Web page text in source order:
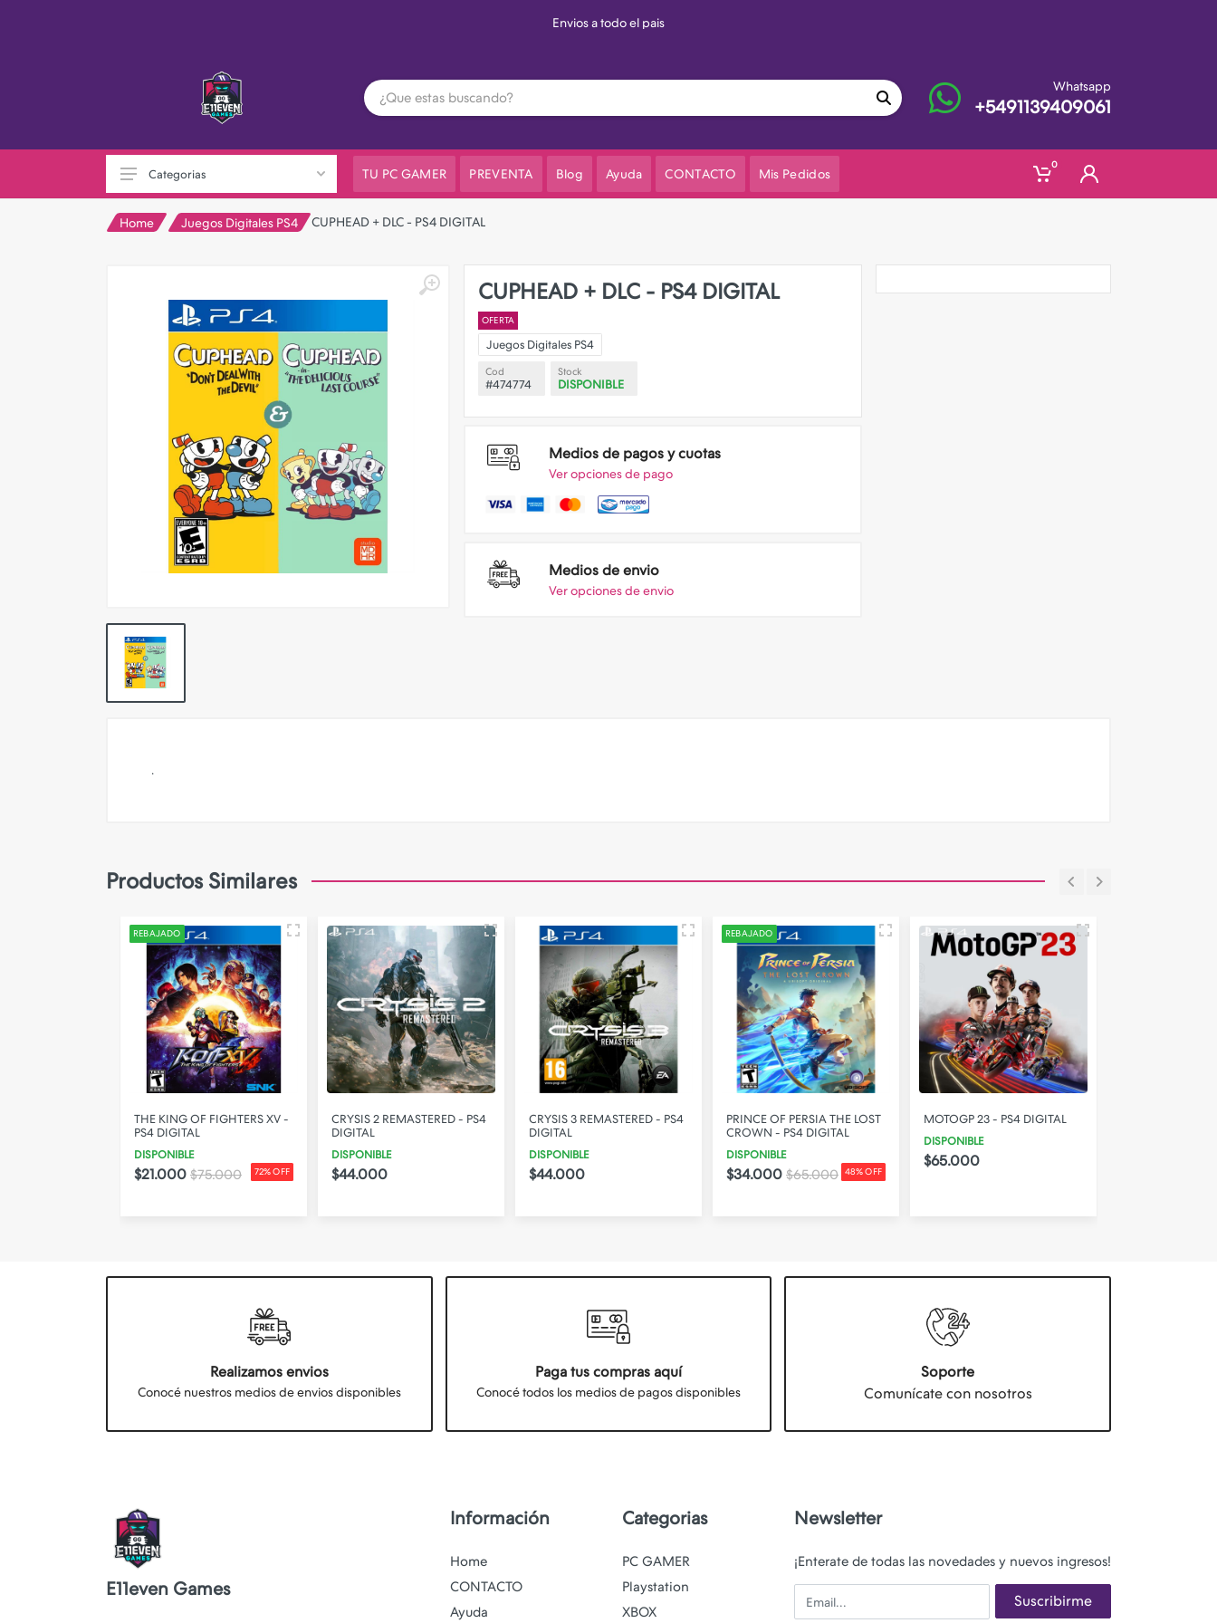
3 cuotas sin interes en el valor de lista
Whatsapp
+5491139409061
SEMINUEVOS
Componentes PC
Gafas Gamer
Notebooks
Perifericos PC
2X1 DIGITALES PS4/PS5
Iluminacion
PERSONALIZA TU FUNDA!
Categorias TU PC GAMER PREVENTA Blog Ayuda CONTACTO Mis Pedidos
0
Home Juegos Digitales PS4 CUPHEAD + DLC - PS4 DIGITAL
CUPHEAD + DLC - PS4 DIGITAL
OFERTA
Juegos Digitales PS4
Cod
#474774
Stock
DISPONIBLE
Medios de pagos y cuotas
Ver opciones de pago
Medios de envio
Ver opciones de envio
.
Productos Similares
REBAJADO
THE KING OF FIGHTERS XV -
PS4 DIGITAL
DISPONIBLE
72% OFF
$21.000 $75.000
CRYSIS 2 REMASTERED - PS4
DIGITAL
DISPONIBLE
$44.000
CRYSIS 3 REMASTERED - PS4
DIGITAL
DISPONIBLE
$44.000
REBAJADO
PRINCE OF PERSIA THE LOST
CROWN - PS4 DIGITAL
DISPONIBLE
48% OFF
$34.000 $65.000
MOTOGP 23 - PS4 DIGITAL
DISPONIBLE
$65.000
Realizamos envios
Conocé nuestros medios de envios disponibles
Paga tus compras aquí
Conocé todos los medios de pagos disponibles
Soporte
Comunícate con nosotros
E11even Games
Información
Home
CONTACTO
Ayuda
Categorias
PC GAMER
Playstation
XBOX
Newsletter
¡Enterate de todas las novedades y nuevos ingresos!
Email Suscribirme